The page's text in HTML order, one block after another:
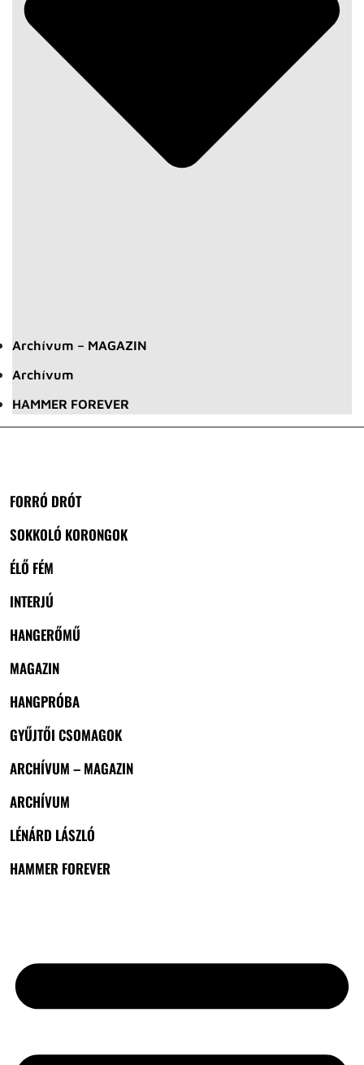
Archívum – MAGAZIN
Archívum
HAMMER FOREVER
FORRÓ DRÓT
SOKKOLÓ KORONGOK
ÉLŐ FÉM
INTERJÚ
HANGERŐMŰ
MAGAZIN
HANGPRÓBA
GYŰJTŐI CSOMAGOK
ARCHÍVUM – MAGAZIN
ARCHÍVUM
LÉNÁRD LÁSZLÓ
HAMMER FOREVER